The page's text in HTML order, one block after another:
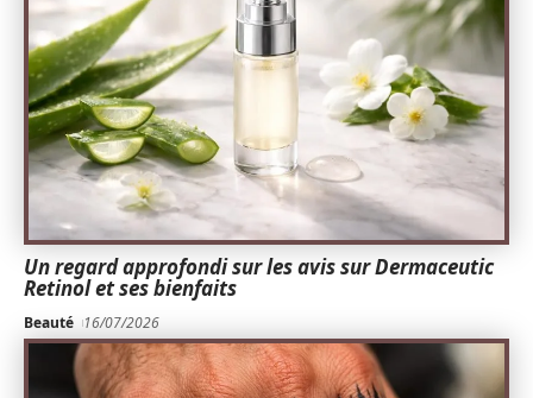
Un regard approfondi sur les avis sur Dermaceutic
Retinol et ses bienfaits
Beauté 16/07/2026